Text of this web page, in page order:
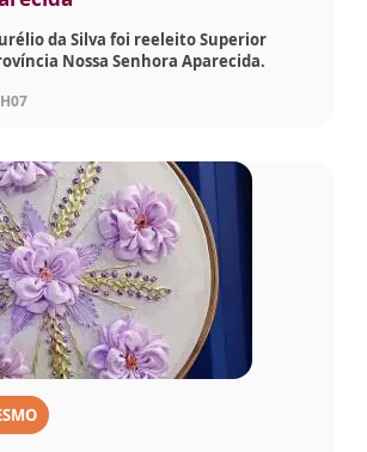
da Silva foi reeleito Superior
Nossa Senhora Aparecida.